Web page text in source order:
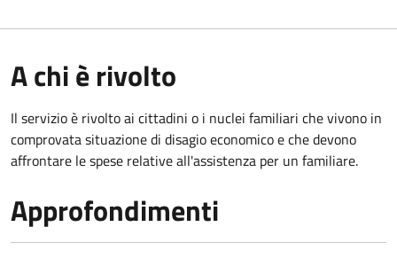
A chi è rivolto
Il servizio è rivolto ai cittadini o i nuclei familiari che vivono in
comprovata situazione di disagio economico e che devono
affrontare le spese relative all'assistenza per un familiare.
Approfondimenti